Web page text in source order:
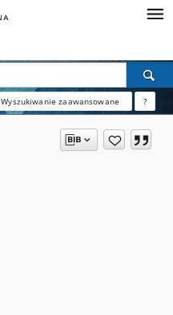
Wyszukiwanie zaawansowane ?